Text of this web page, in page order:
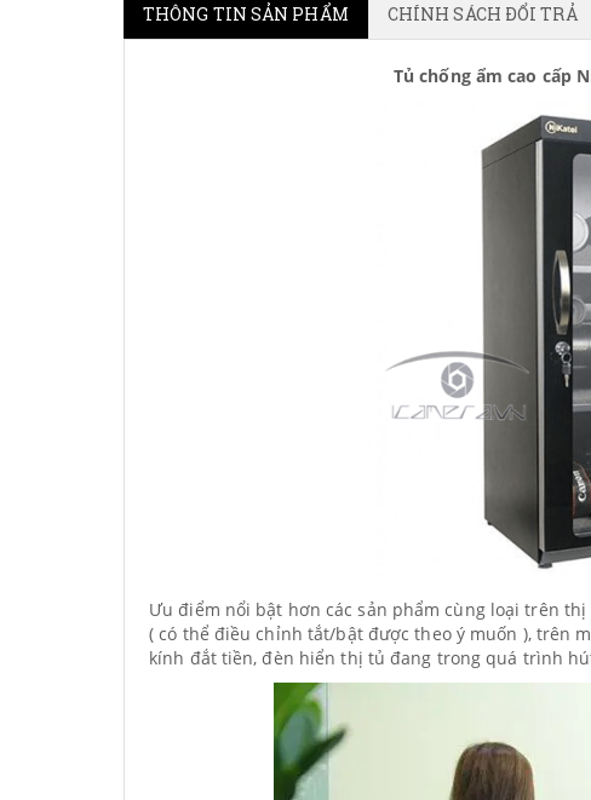
THÔNG TIN SẢN PHẨM CHÍNH SÁCH ĐỔI TRẢ
Tủ chống ẩm cao cấp
Ưu điểm nổi bật hơn các sản phẩm cùng loại trên
( có thể điều chỉnh tắt/bật được theo ý muốn ), trên
kính đắt tiền, đèn hiển thị tủ đang trong quá trình